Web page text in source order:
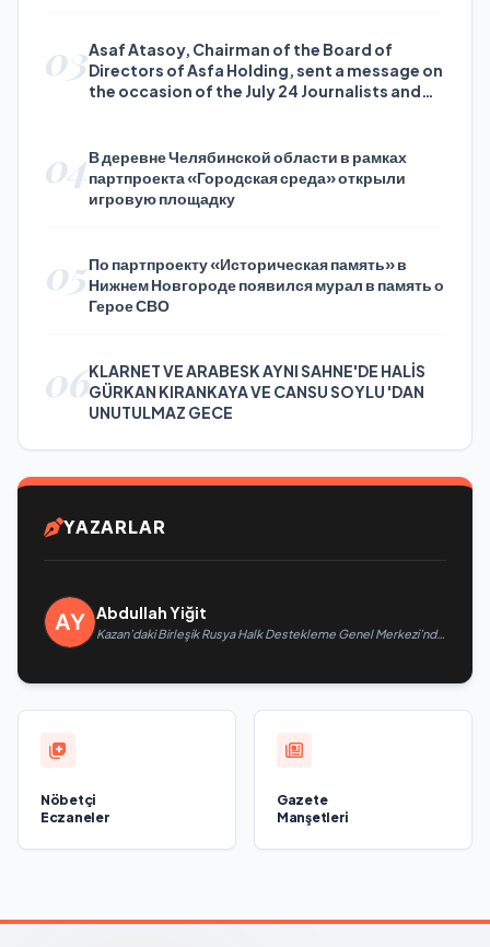
03Asaf Atasoy, Chairman of the Board of
Directors of Asfa Holding, sent a message on
the occasion of the July 24 Journalists and
04В деревне Челябинской области в рамках
партпроекта «Городская среда» открыли
игровую площадку
05По партпроекту «Историческая память» в
Нижнем Новгороде появился мурал в память о
Герое СВО
06KLARNET VE ARABESK AYNI SAHNE'DE HALİS
GÜRKAN KIRANKAYA VE CANSU SOYLU 'DAN
UNUTULMAZ GECE
YAZARLAR
Abdullah Yiğit
Kazan’daki Birleşik Rusya Halk Destekleme Genel Merkezi’nde
Nöbetçi
Eczaneler
Gazete
Manşetleri